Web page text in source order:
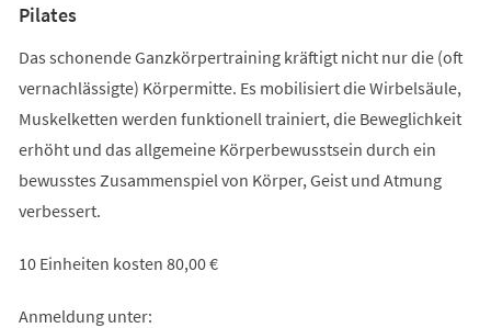
Pilates
Das schonende Ganzkörpertraining kräftigt nicht nur die (oft
vernachlässigte) Körpermitte. Es mobilisiert die Wirbelsäule,
Muskelketten werden funktionell trainiert, die Beweglichkeit
erhöht und das allgemeine Körperbewusstsein durch ein
bewusstes Zusammenspiel von Körper, Geist und Atmung
verbessert.
10 Einheiten kosten 80,00 €
Anmeldung unter: